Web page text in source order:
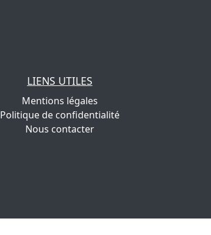
LIENS UTILES
Mentions légales
Politique de confidentialité
Nous contacter